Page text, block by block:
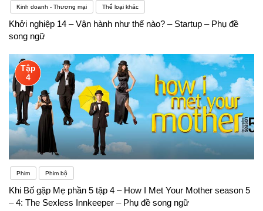
Kinh doanh - Thương mại Thể loại khác
Khởi nghiệp 14 – Vận hành như thế nào? – Startup – Phụ đề
song ngữ
Tập
4
Phim Phim bộ
Khi Bố gặp Mẹ phần 5 tập 4 – How I Met Your Mother season 5
– 4: The Sexless Innkeeper – Phụ đề song ngữ